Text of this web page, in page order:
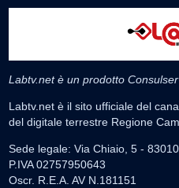
Labtv.net è un prodotto
Labtv.net è il sito ufficiale del
del digitale terrestre Regione
Sede legale: Via Chiaio, 5 -
P.IVA 02757950643
Oscr. R.E.A. AV N.181151